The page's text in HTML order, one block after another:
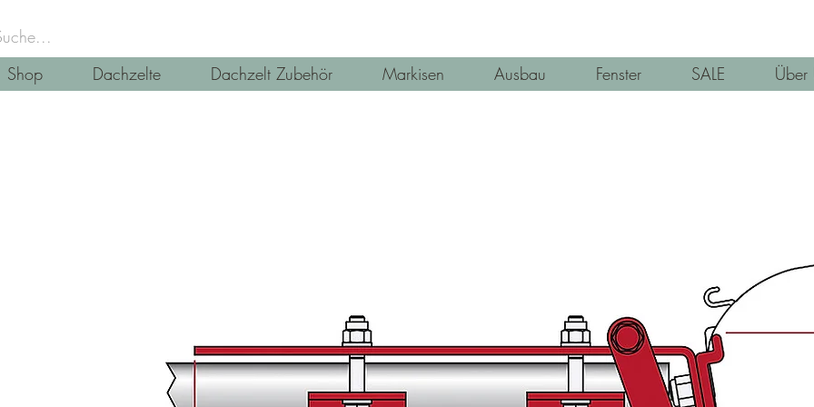
Shop Dachzelte Dachzelt Zubehör Markisen Ausbau Fenster SALE Über